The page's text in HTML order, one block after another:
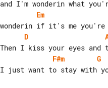
Em
D
F#m
G
I just want to stay with